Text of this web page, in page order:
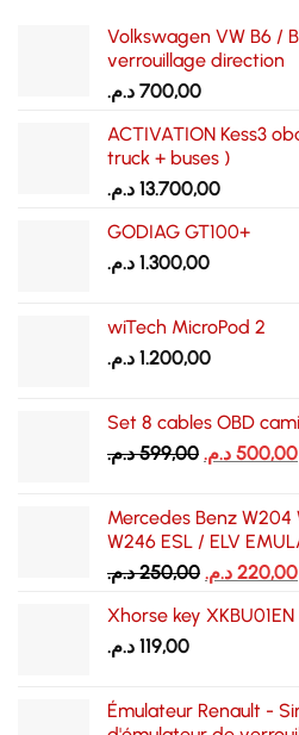
Volkswagen VW B6 /
verrouillage direction
700,00 د.م.
ACTIVATION Kess3
truck + buses )
13.700,00 د.م.
GODIAG GT100+
1.300,00 د.م.
wiTech MicroPod 2
1.200,00 د.م.
Set 8 cables OBD
599,00 د.م.
Le
était :
599,00 د.م..
500,00 د.م.
Mercedes Benz W204
W246 ESL / ELV
250,00 د.م.
Le
initial
220,00 د.م.
Xhorse key XKBU01EN
119,00 د.م.
Émulateur Renault -